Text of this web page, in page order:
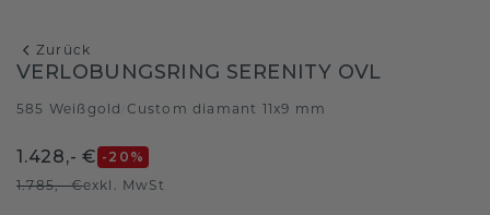
Zurück
VERLOBUNGSRING SERENITY OVL
585 Weißgold Custom diamant 11x9 mm
1.428,- € -20 %
1.785,- €exkl. MwSt